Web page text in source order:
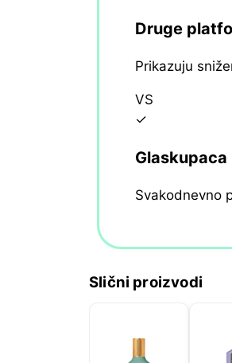
Druge
Prikazuju
VS
✓
Glaskupaca
Svakodnevno
Slični proizvodi